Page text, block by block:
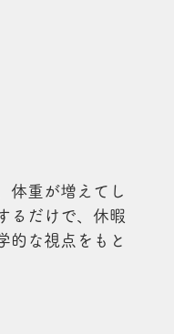
体重が増えてし
るだけで、休暇
的な視点をもと